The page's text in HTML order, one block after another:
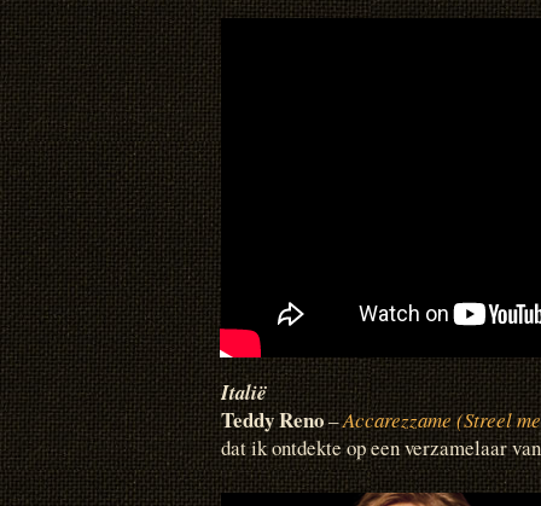
Italië
Teddy Reno–Accarezzame (Streel
dat ik ontdekte op een verzamelaar